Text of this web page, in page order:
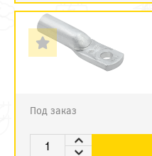
Под заказ